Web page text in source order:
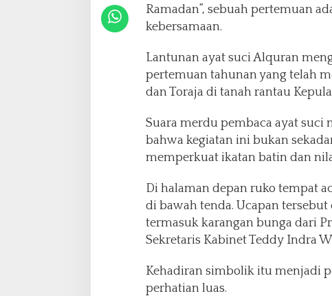
l
a
r
a
h
i
Ramadan”, sebuah pertemuan
kebersamaan.
Lantunan ayat suci Alquran
pertemuan tahunan yang telah
dan Toraja di tanah rantau
Suara merdu pembaca ayat suci
bahwa kegiatan ini bukan
memperkuat ikatan batin dan
Di halaman depan ruko tempat
di bawah tenda. Ucapan
termasuk karangan bunga dari
Sekretaris Kabinet Teddy Indra
Kehadiran simbolik itu menjadi
perhatian luas.